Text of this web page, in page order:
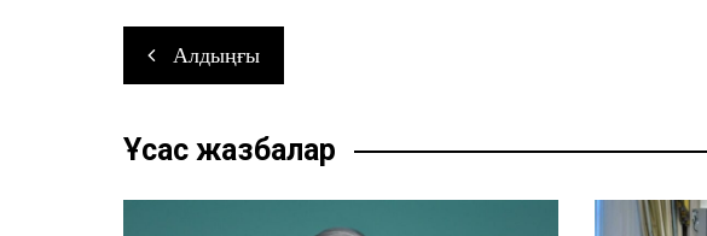
c
e
o
tt
er
ai
p m g
Навигация
по
записям
Алдыңғы
Ұқсас жазбалар